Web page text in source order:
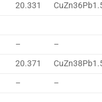
20.331
–
–
20.371
– –